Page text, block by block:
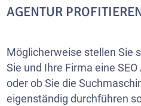
AGENTUR
Möglicherweise stellen Sie
Sie und Ihre Firma eine
oder ob Sie die
eigenständig durchführen